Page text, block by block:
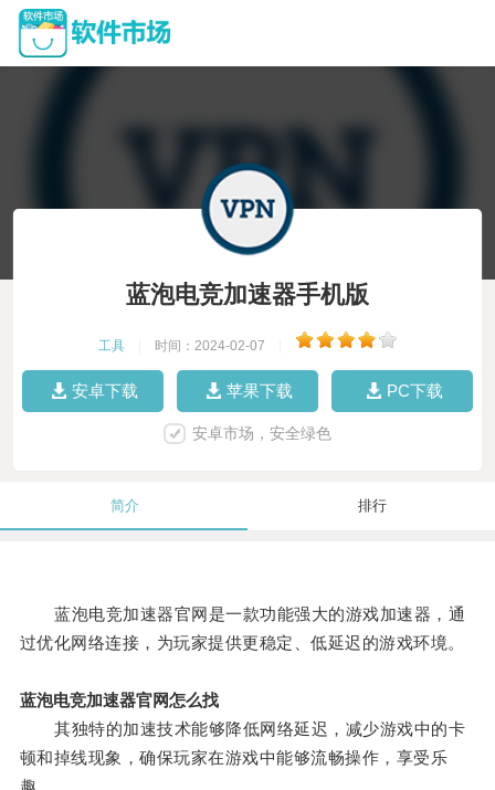
蓝泡电竞加速器手机版
工具 时间：2024-02-07
安卓下载 苹果下载 PC下载
安卓市场，安全绿色
简介 排行
蓝泡电竞加速器官网是一款功能强大的游戏加速器，通
过优化网络连接，为玩家提供更稳定、低延迟的游戏环境。
蓝泡电竞加速器官网怎么找
其独特的加速技术能够降低网络延迟，减少游戏中的卡
顿和掉线现象，确保玩家在游戏中能够流畅操作，享受乐